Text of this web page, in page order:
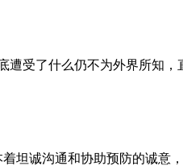
遭受了什么仍不为外界所知
坦诚沟通和协助预防的诚意